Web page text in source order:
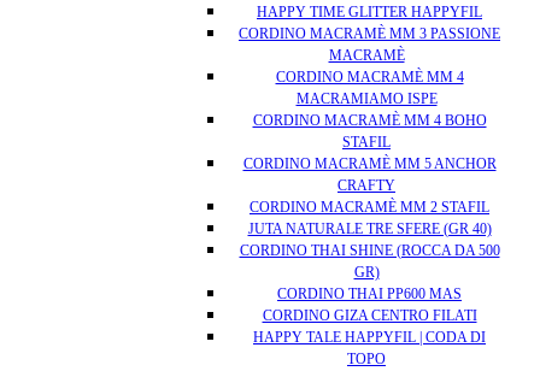
HAPPY TIME GLITTER HAPPYFIL
CORDINO MACRAMÈ MM 3 PASSIONE
MACRAMÈ
CORDINO MACRAMÈ MM 4
MACRAMIAMO ISPE
CORDINO MACRAMÈ MM 4 BOHO
STAFIL
CORDINO MACRAMÈ MM 5 ANCHOR
CRAFTY
CORDINO MACRAMÈ MM 2 STAFIL
JUTA NATURALE TRE SFERE (GR 40)
CORDINO THAI SHINE (ROCCA DA 500
GR)
CORDINO THAI PP600 MAS
CORDINO GIZA CENTRO FILATI
HAPPY TALE HAPPYFIL | CODA DI
TOPO